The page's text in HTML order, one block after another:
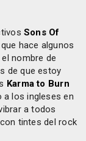
Sons Of
hace algunos
nombre de
de que estoy
Karma to Burn
a los ingleses en
a todos
tintes del rock